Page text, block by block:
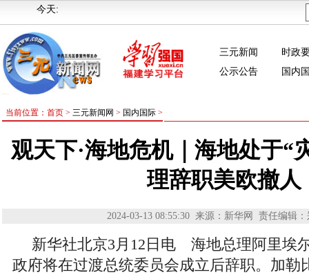
今天:
三元新闻
时政
公示公告
国内
当前位置：首页 > 三元新闻网 > 国内国际>
观天下·海地危机｜海地处于
理辞职美欧撤人
2024-03-13 08:55:30 来源：新华网 责任编辑
新华社北京3月12日电 海地总理阿里埃
政府将在过渡总统委员会成立后辞职。加勒